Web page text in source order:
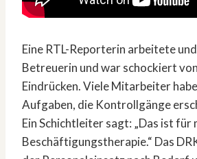
Eine RTL-Reporterin arbeitete
Betreuerin und war schockiert
Eindrücken. Viele Mitarbeiter
Aufgaben, die Kontrollgänge
Ein Schichtleiter sagt: „Das ist für
Beschäftigungstherapie.“ Das